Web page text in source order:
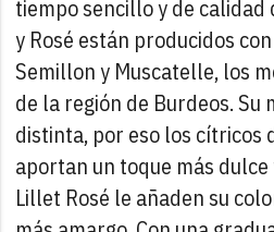
tiempo sencillo y de calidad
y Rosé están producidos
Semillon y Muscatelle, los
de la región de Burdeos. Su
distinta, por eso los cítricos
aportan un toque más
Lillet Rosé le añaden su